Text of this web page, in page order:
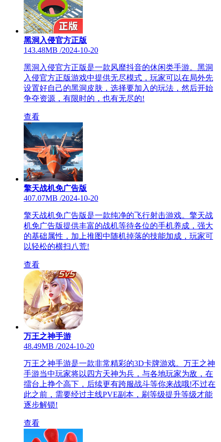
黑洞入侵官方正版
143.48MB /2024-10-20
黑洞入侵官方正版是一款风靡抖音的休闲类手游。黑洞
入侵官方正版游戏中提供无尽模式，玩家可以在局外先
设置好自己的黑洞皮肤，选择要加入的玩法，然后开始
争夺资源，有限时的，也有无尽的!
查看
擎天战机免广告版
407.07MB /2024-10-20
擎天战机免广告版是一款纯净的飞行射击游戏。擎天战
机免广告版提供丰富的战机等待各位的手机养成，强大
的基础属性，加上推图中随机掉落的技能加成，玩家可
以轻松的横扫八荒!
查看
万王之神手游
48.49MB /2024-10-20
万王之神手游是一款非常精彩的3D卡牌游戏。万王之神
手游当中玩家将以四方天神为兵，与各地玩家为敌，在
擂台上挣个高下，后续更有跨服战斗等你来战哦!不过在
此之前，需要经过主线PVE副本，刷等级提升等级才能
逐步解锁!
查看